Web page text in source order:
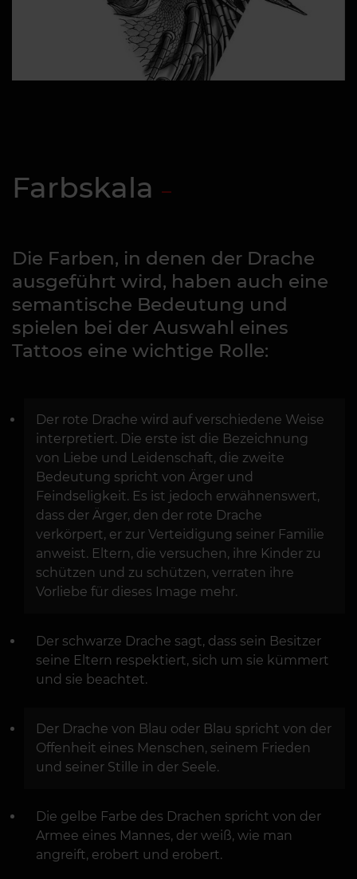
Farbskala
Die Farben, in denen der Drache
ausgeführt wird, haben auch eine
semantische Bedeutung und
spielen bei der Auswahl eines
Tattoos eine wichtige Rolle:
Der rote Drache wird auf verschiedene Weise
interpretiert. Die erste ist die Bezeichnung
von Liebe und Leidenschaft, die zweite
Bedeutung spricht von Ärger und
Feindseligkeit. Es ist jedoch erwähnenswert,
dass der Ärger, den der rote Drache
verkörpert, er zur Verteidigung seiner Familie
anweist. Eltern, die versuchen, ihre Kinder zu
schützen und zu schützen, verraten ihre
Vorliebe für dieses Image mehr.
Der schwarze Drache sagt, dass sein Besitzer
seine Eltern respektiert, sich um sie kümmert
und sie beachtet.
Der Drache von Blau oder Blau spricht von der
Offenheit eines Menschen, seinem Frieden
und seiner Stille in der Seele.
Die gelbe Farbe des Drachen spricht von der
Armee eines Mannes, der weiß, wie man
angreift, erobert und erobert.